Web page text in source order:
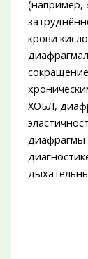
(например,
крови
ХОБЛ,
диафрагмы